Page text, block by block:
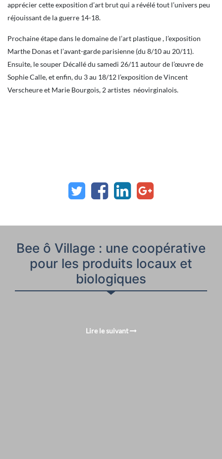
apprécier cette exposition d’art brut qui a révélé tout l’univers peu
réjouissant de la guerre 14-18.
Prochaine étape dans le domaine de l’art plastique , l’exposition
Marthe Donas et l’avant-garde parisienne (du 8/10 au 20/11).
Ensuite, le souper Décallé du samedi 26/11 autour de l’œuvre de
Sophie Calle, et enfin, du 3 au 18/12 l’exposition de Vincent
Verscheure et Marie Bourgois, 2 artistes néovirginalois.
Bee ô Village : une coopérative
pour les produits locaux et
biologiques
Lire le suivant